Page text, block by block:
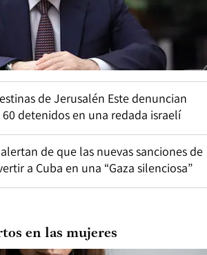
de Jerusalén Este denuncian
detenidos en una redada israelí
de que las nuevas sanciones de
a Cuba en una “Gaza silenciosa”
en las mujeres